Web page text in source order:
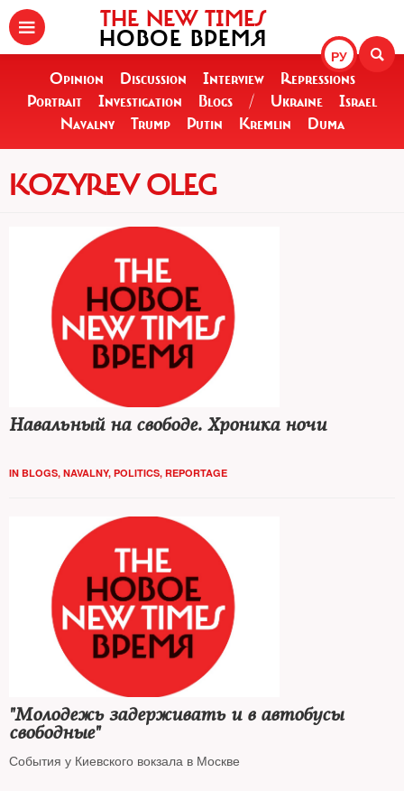
РУ
THE NEW TIMES
НОВОЕ ВРЕМЯ
Opinion Discussion Interview
Repressions
Portrait
Investigation Blogs / Ukraine
Israel
Navalny
Trump Putin Kremlin Duma
KOZYREV OLEG
Навальный на свободе. Хроника ночи
IN BLOGS, NAVALNY, POLITICS, REPORTAGE
"Молодежь задерживать и в автобусы
свободные"
События у Киевского вокзала в Москве